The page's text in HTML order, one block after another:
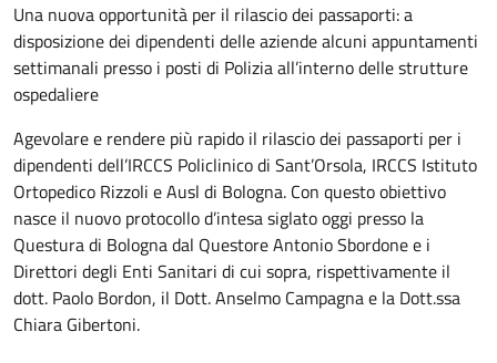
Una nuova opportunità per il rilascio dei passaporti: a
disposizione dei dipendenti delle aziende alcuni appuntamenti
settimanali presso i posti di Polizia all’interno delle strutture
ospedaliere
Agevolare e rendere più rapido il rilascio dei passaporti per i
dipendenti dell’IRCCS Policlinico di Sant’Orsola, IRCCS Istituto
Ortopedico Rizzoli e Ausl di Bologna. Con questo obiettivo
nasce il nuovo protocollo d’intesa siglato oggi presso la
Questura di Bologna dal Questore Antonio Sbordone e i
Direttori degli Enti Sanitari di cui sopra, rispettivamente il
dott. Paolo Bordon, il Dott. Anselmo Campagna e la Dott.ssa
Chiara Gibertoni.